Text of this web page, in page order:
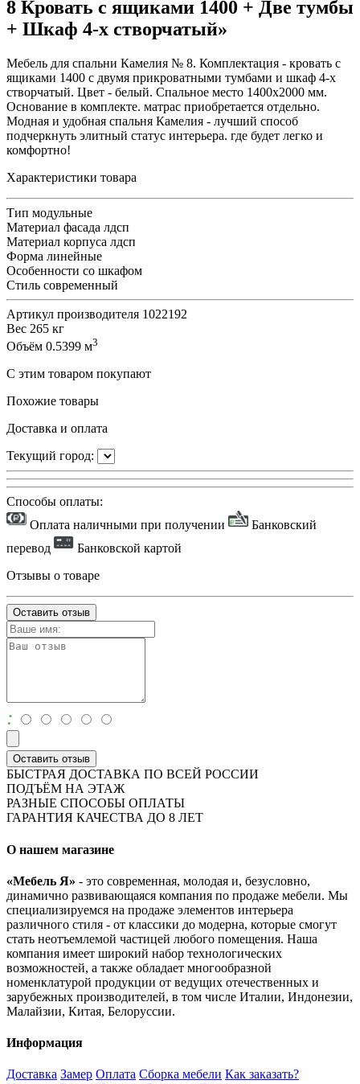
8 Кровать с ящиками 1400 + Две тумбы
+ Шкаф 4-х створчатый»
Мебель для спальни Камелия № 8. Комплектация - кровать с
ящиками 1400 с двумя прикроватными тумбами и шкаф 4-х
створчатый. Цвет - белый. Спальное место 1400х2000 мм.
Основание в комплекте. матрас приобретается отдельно.
Модная и удобная спальня Камелия - лучший способ
подчеркнуть элитный статус интерьера. где будет легко и
комфортно!
Характеристики товара
Тип модульные
Материал фасада лдсп
Материал корпуса лдсп
Форма линейные
Особенности со шкафом
Стиль современный
Артикул производителя 1022192
Вес 265 кг
Объём 0.5399 м3
С этим товаром покупают
Похожие товары
Доставка и оплата
Текущий город:
Способы оплаты:
Оплата наличными при получении
Банковский
перевод
Банковской картой
Отзывы о товаре
Оставить отзыв
:
Оставить отзыв
БЫСТРАЯ ДОСТАВКА ПО ВСЕЙ РОССИИ
ПОДЪЁМ НА ЭТАЖ
РАЗНЫЕ СПОСОБЫ ОПЛАТЫ
ГАРАНТИЯ КАЧЕСТВА ДО 8 ЛЕТ
О нашем магазине
«Мебель Я» - это современная, молодая и, безусловно,
динамично развивающаяся компания по продаже мебели. Мы
специализируемся на продаже элементов интерьера
различного стиля - от классики до модерна, которые смогут
стать неотъемлемой частицей любого помещения. Наша
компания имеет широкий набор технологических
возможностей, а также обладает многообразной
номенклатурой продукции от ведущих отечественных и
зарубежных производителей, в том числе Италии, Индонезии,
Малайзии, Китая, Белоруссии.
Информация
Доставка Замер Оплата Сборка мебели Как заказать?